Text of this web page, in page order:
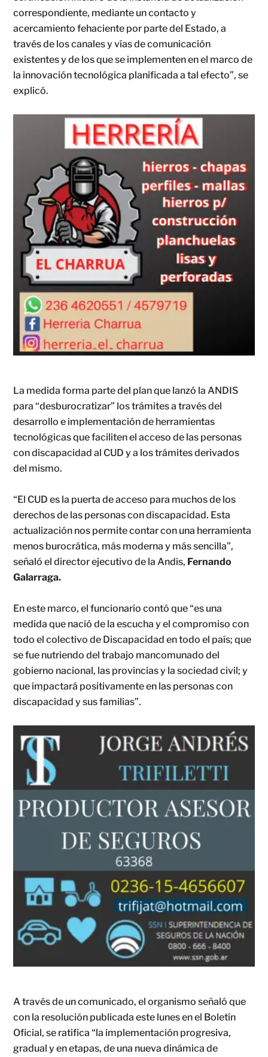
correspondiente, mediante un contacto y
acercamiento fehaciente por parte del Estado, a
través de los canales y vías de comunicación
existentes y de los que se implementen en el marco de
la innovación tecnológica planificada a tal efecto”, se
explicó.
La medida forma parte del plan que lanzó la ANDIS
para “desburocratizar” los trámites a través del
desarrollo e implementación de herramientas
tecnológicas que faciliten el acceso de las personas
con discapacidad al CUD y a los trámites derivados
del mismo.
“El CUD es la puerta de acceso para muchos de los
derechos de las personas con discapacidad. Esta
actualización nos permite contar con una herramienta
menos burocrática, más moderna y más sencilla”,
señaló el director ejecutivo de la Andis, Fernando
Galarraga.
En este marco, el funcionario contó que “es una
medida que nació de la escucha y el compromiso con
todo el colectivo de Discapacidad en todo el país; que
se fue nutriendo del trabajo mancomunado del
gobierno nacional, las provincias y la sociedad civil; y
que impactará positivamente en las personas con
discapacidad y sus familias”.
A través de un comunicado, el organismo señaló que
con la resolución publicada este lunes en el Boletín
Oficial, se ratifica “la implementación progresiva,
gradual y en etapas, de una nueva dinámica de